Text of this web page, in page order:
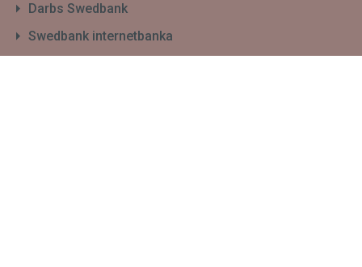
Darbs Swedbank
Swedbank internetbanka